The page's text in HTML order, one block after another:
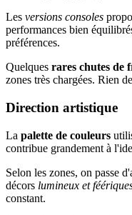
Les versions consoles
performances bien
préférences.
Quelques rares chutes de
zones très chargées. Rien
Direction artistique
La palette de couleurs
contribue grandement à
Selon les zones, on passe
décors lumineux et
constant.